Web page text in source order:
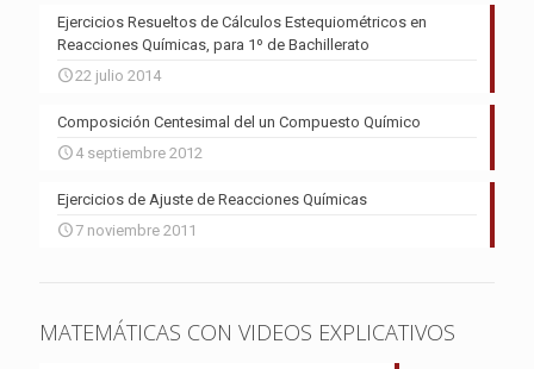
Ejercicios Resueltos de Cálculos Estequiométricos en
Reacciones Químicas, para 1º de Bachillerato
22 julio 2014
Composición Centesimal del un Compuesto Químico
4 septiembre 2012
Ejercicios de Ajuste de Reacciones Químicas
7 noviembre 2011
MATEMÁTICAS CON VIDEOS EXPLICATIVOS